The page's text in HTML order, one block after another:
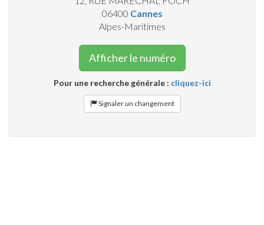
06400 Cannes
Alpes-Maritimes
Afficher le numéro
Pour une recherche générale : cliquez-ici
Signaler un changement